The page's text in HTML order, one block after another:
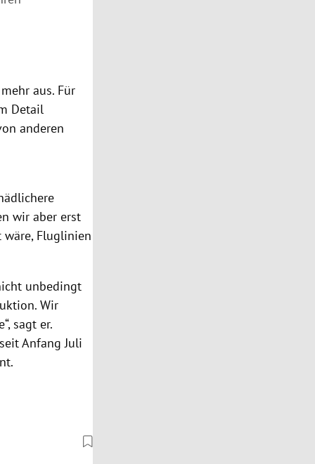
aus. Für
Detail
anderen
wir aber erst
wäre, Fluglinien
unbedingt
Wir
sagt er.
Anfang Juli